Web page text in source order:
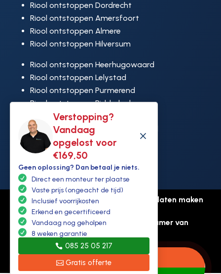
Verstopping?
Vandaag
opgelost voor
€169,50
M
Geen oplossing? Dan betaal je niets.
Direct een monteur ter plaatse
Vaste prijs (ongeacht de tijd)
Inclusief voorrijkosten
Erkend en gecertificeerd
Vandaag nog geholpen
8 weken garantie
085 25 05 217
Gratis offerte
Riool ontstoppen Dordrecht
Riool ontstoppen Amersfoort
Riool ontstoppen Almere
Riool ontstoppen Hilversum
Riool ontstoppen Heerhugowaard
Riool ontstoppen Lelystad
Riool ontstoppen Purmerend
Riool ontstoppen Ridderkerk
Riool ontstoppen Rijswijk
Riool ontstoppen Hoek van Holland
© Copyright Ontstoppen.nl |
Website laten maken
door Flexamedia
Privacyverklaring-Disclaimer
Kamer van
koophandel: 94307431
Bel: 085 2505 217